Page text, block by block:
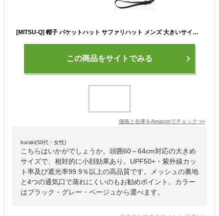
[MITSU-Q] 帽子 バケットハット サファリハット メンズ 大きいサイズ 日除け 【帽子アドバイザー監修】 UVカット検査済み ポリエステル製 小顔効果 (2XL, ブラック)
この商品をサイトでみる
価格と在庫をAmazonでチェック >>
kuraki(50代・女性)
こちらはいかがでしょうか。頭囲60～64cm対応の大きめ
サイズで、相対的に小顔効果あり。UPF50+・紫外線カッ
ト率及び遮光率99.9％以上の高品質です。メッシュの裏地
と4つの通気口で蒸れにくいのもお勧めポイント。カラー
はブラック・グレー・ベージュから選べます。